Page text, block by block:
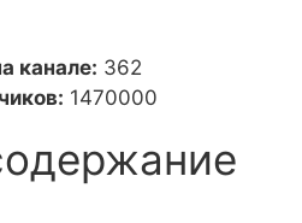
канале: 362
1470000